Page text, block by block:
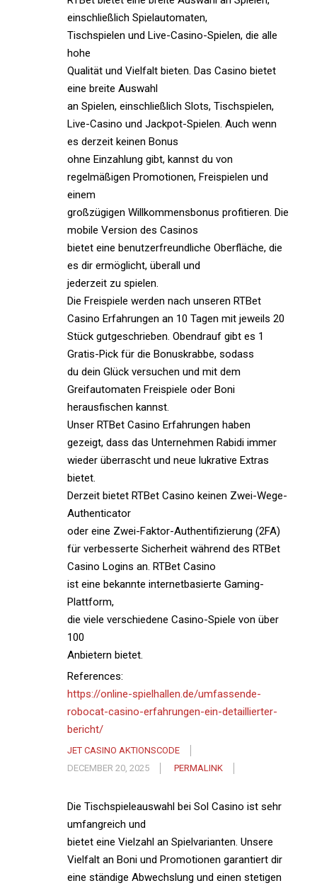
einschließlich Spielautomaten,
Tischspielen und Live-Casino-Spielen, die alle
hohe
Qualität und Vielfalt bieten. Das Casino bietet
eine breite Auswahl
an Spielen, einschließlich Slots, Tischspielen,
Live-Casino und Jackpot-Spielen. Auch wenn
es derzeit keinen Bonus
ohne Einzahlung gibt, kannst du von
regelmäßigen Promotionen, Freispielen und
einem
großzügigen Willkommensbonus profitieren. Die
mobile Version des Casinos
bietet eine benutzerfreundliche Oberfläche, die
es dir ermöglicht, überall und
jederzeit zu spielen.
Die Freispiele werden nach unseren RTBet
Casino Erfahrungen an 10 Tagen mit jeweils 20
Stück gutgeschrieben. Obendrauf gibt es 1
Gratis-Pick für die Bonuskrabbe, sodass
du dein Glück versuchen und mit dem
Greifautomaten Freispiele oder Boni
herausfischen kannst.
Unser RTBet Casino Erfahrungen haben
gezeigt, dass das Unternehmen Rabidi immer
wieder überrascht und neue lukrative Extras
bietet.
Derzeit bietet RTBet Casino keinen Zwei-Wege-
Authenticator
oder eine Zwei-Faktor-Authentifizierung (2FA)
für verbesserte Sicherheit während des RTBet
Casino Logins an. RTBet Casino
ist eine bekannte internetbasierte Gaming-
Plattform,
die viele verschiedene Casino-Spiele von über
100
Anbietern bietet.
References:
https://online-spielhallen.de/umfassende-
robocat-casino-erfahrungen-ein-detaillierter-
bericht/
JET CASINO AKTIONSCODE
DECEMBER 20, 2025
PERMALINK
Die Tischspieleauswahl bei Sol Casino ist sehr
umfangreich und
bietet eine Vielzahl an Spielvarianten. Unsere
Vielfalt an Boni und Promotionen garantiert dir
eine ständige Abwechslung und einen stetigen